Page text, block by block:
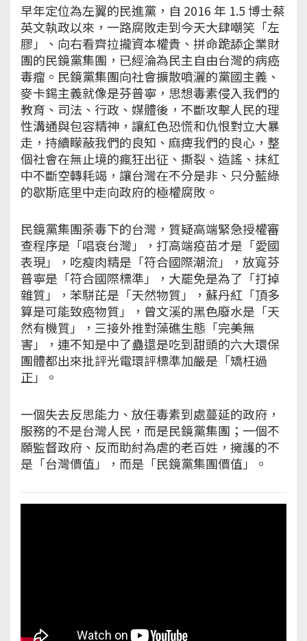
早年定位為左翼的民進黨，自 2016 年 1.5 博士蔡
英文執政以來，一路腐敗走到今天大肆嘲笑「左
膠」、向右看齊拉攏資本權貴、拼命跪舔企業財
團的民鏡黨集團，已經淪為民主自由台灣的病癌
毒瘤。民鏡黨集團向社會擴散噴灑的黨國主義、
麥卡錫主義就像是芬普寧，思想毒素侵入我們的
教育、司法、行政、媒體後，不斷攻擊人民的理
性溝通與包容精神，讓紅色恐慌和仇恨對立大暴
走，持續矇蔽我們的良知、麻痺我們的良心，整
個社會在無止境的瘋狂出征、撕裂、造謠、抹紅
中不斷空轉耗竭，讓台灣在不分是非、只分藍綠
的歇斯底里中走向政府的極權腐敗。
民鏡黨集團荼毒下的台灣，質疑高端緊急授權審
查程序是「唱衰台灣」，打高端疫苗才是「愛國
表現」，吃瘦肉精是「符合國際潮流」，放寬芬
普寧是「符合國際標準」，大罷免是為了「打掉
雜質」，苯駢芘是「天然物質」，蘇丹紅「頂多
算是可能致癌物質」，曾文溪的黑色廢水是「天
然有機質」，三接外推對藻礁生態「完美無
害」，連不知是中了蠱還是吃到甜頭的六大環保
團體都出來批評光電環評標準加嚴是「矯枉過
正」。
一個失去反思能力、放任毒素到處蔓延的政府，
服務的不是台灣人民，而是民鏡黨集團；一個不
願監督政府、反而助紂為虐的老百姓，擁護的不
是「台灣價值」，而是「民鏡黨集團價值」。